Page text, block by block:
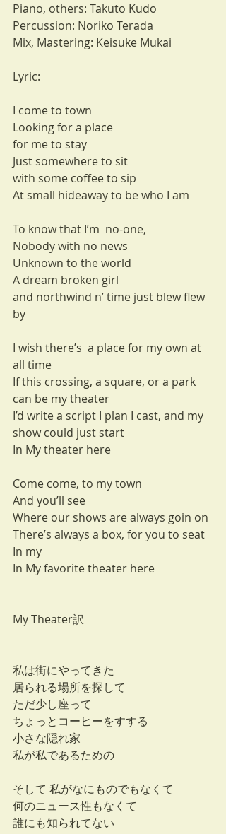
Piano, others: Takuto Kudo
Percussion: Noriko Terada
Mix, Mastering: Keisuke Mukai
Lyric:
I come to town
Looking for a place
for me to stay
Just somewhere to sit
with some coffee to sip
At small hideaway to be who I am
To know that I’m  no-one,
Nobody with no news
Unknown to the world
A dream broken girl
and northwind n’ time just blew flew
by
I wish there’s  a place for my own at
all time
If this crossing, a square, or a park
can be my theater
I’d write a script I plan I cast, and my
show could just start
In My theater here
Come come, to my town
And you’ll see
Where our shows are always goin on
There’s always a box, for you to seat
In my
In My favorite theater here
My Theater訳
私は街にやってきた
居られる場所を探して
ただ少し座って
ちょっとコーヒーをすする
小さな隠れ家
私が私であるための
そして 私がなにものでもなくて
何のニュース性もなくて
誰にも知られてない